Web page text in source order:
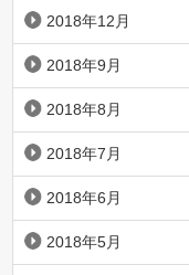
2018年12月
2018年9月
2018年8月
2018年7月
2018年6月
2018年5月